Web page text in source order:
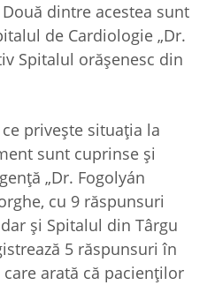
dintre acestea sunt
de Cardiologie „Dr.
Spitalul orășenesc din
privește situația la
sunt cuprinse și
„Dr. Fogolyán
cu 9 răspunsuri
și Spitalul din Târgu
5 răspunsuri în
arată că pacienților